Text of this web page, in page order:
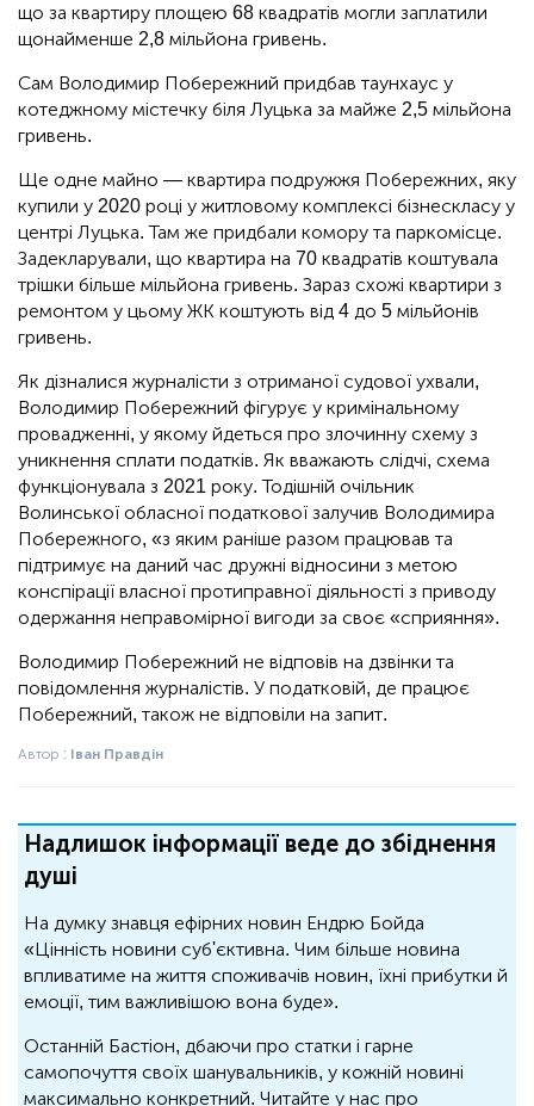
що за квартиру площею 68 квадратів могли заплатили
щонайменше 2,8 мільйона гривень.
Сам Володимир Побережний придбав таунхаус у
котеджному містечку біля Луцька за майже 2,5 мільйона
гривень.
Ще одне майно — квартира подружжя Побережних, яку
купили у 2020 році у житловому комплексі бізнескласу у
центрі Луцька. Там же придбали комору та паркомісце.
Задекларували, що квартира на 70 квадратів коштувала
трішки більше мільйона гривень. Зараз схожі квартири з
ремонтом у цьому ЖК коштують від 4 до 5 мільйонів
гривень.
Як дізналися журналісти з отриманої судової ухвали,
Володимир Побережний фігурує у кримінальному
провадженні, у якому йдеться про злочинну схему з
уникнення сплати податків. Як вважають слідчі, схема
функціонувала з 2021 року. Тодішній очільник
Волинської обласної податкової залучив Володимира
Побережного, «з яким раніше разом працював та
підтримує на даний час дружні відносини з метою
конспірації власної протиправної діяльності з приводу
одержання неправомірної вигоди за своє «сприяння».
Володимир Побережний не відповів на дзвінки та
повідомлення журналістів. У податковій, де працює
Побережний, також не відповіли на запит.
Автор : Іван Правдін
Надлишок інформації веде до збіднення
душі
На думку знавця ефірних новин Ендрю Бойда
«Цінність новини суб'єктивна. Чим більше новина
впливатиме на життя споживачів новин, їхні прибутки й
емоції, тим важливішою вона буде».
Останній Бастіон, дбаючи про статки і гарне
самопочуття своїх шанувальників, у кожній новині
максимально конкретний. Читайте у нас про